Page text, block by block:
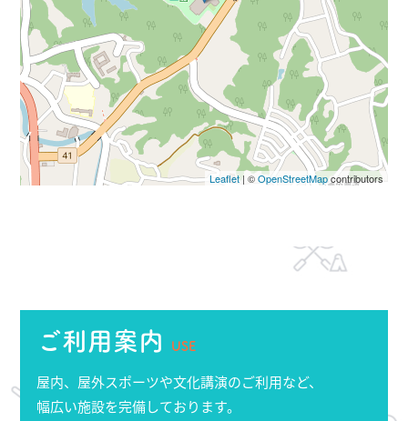
Leaflet| ©OpenStreetMapcontributors
ご利用案内 USE
屋内、屋外スポーツや文化講演のご利用など、
幅広い施設を完備しております。